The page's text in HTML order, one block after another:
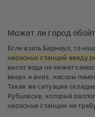
Может ли город
Если взять Барнаул, то
насосных станций ввиду
высот вода не может
вверх и вниз, насосы
Такая же ситуация
Рубцовске, который
насосные станции не